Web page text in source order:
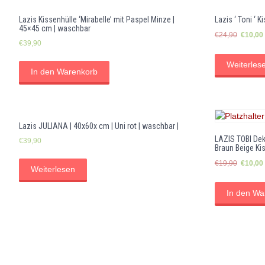
Lazis Kissenhülle ‘Mirabelle’ mit Paspel Minze |
45×45 cm | waschbar
€39,90
In den Warenkorb
Lazis ‘ Toni ‘
€24,90
€24,90
€10,00
Lazis JULIANA | 40x60x cm | Uni rot | waschbar |
€39,90
Weiterlesen
LAZIS TOBI
Braun Beige
€19,90
€19,90
€10,00
In den